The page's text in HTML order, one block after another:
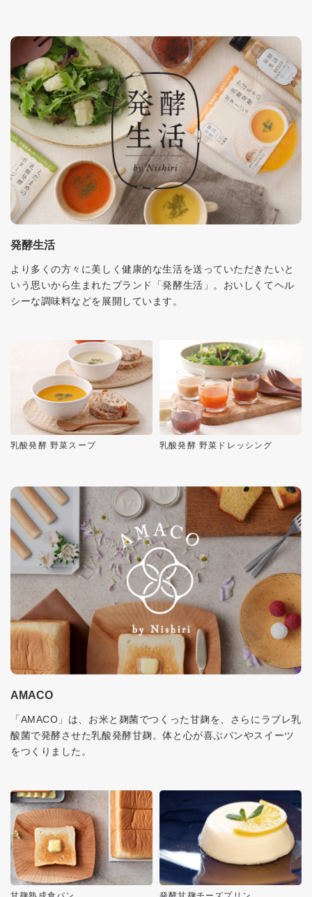
発酵生活
より多くの方々に美しく健康的な生活を送っていただきたいと
いう思いから生まれたブランド「発酵生活」。おいしくてヘル
シーな調味料などを展開しています。
乳酸発酵 野菜スープ 乳酸発酵 野菜ドレッシング
AMACO
「AMACO」は、お米と麹菌でつくった甘麹を、さらにラブレ乳
酸菌で発酵させた乳酸発酵甘麹。体と心が喜ぶパンやスイーツ
をつくりました。